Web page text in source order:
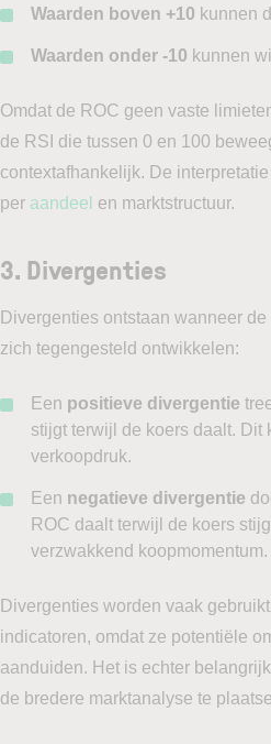
Waarden boven +10 kunnen
Waarden onder -10 kunnen
Omdat de ROC geen vaste
de RSI die tussen 0 en 100
contextafhankelijk. De
per aandeel en marktstructuur.
3. Divergenties
Divergenties ontstaan wanneer
zich tegengesteld ontwikkelen:
Een positieve divergentie
stijgt terwijl de koers daalt. Dit
verkoopdruk.
Een negatieve divergentie
ROC daalt terwijl de koers
verzwakkend koopmomentum.
Divergenties worden vaak
indicatoren, omdat ze potentiële
aanduiden. Het is echter
de bredere marktanalyse te